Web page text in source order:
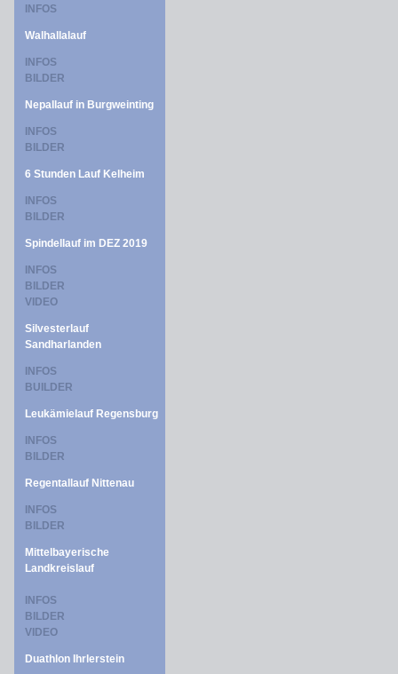
INFOS
Walhallalauf
INFOS
BILDER
Nepallauf in Burgweinting
INFOS
BILDER
6 Stunden Lauf Kelheim
INFOS
BILDER
Spindellauf im DEZ 2019
INFOS
BILDER
VIDEO
Silvesterlauf
Sandharlanden
INFOS
BUILDER
Leukämielauf Regensburg
INFOS
BILDER
Regentallauf Nittenau
INFOS
BILDER
Mittelbayerische
Landkreislauf
INFOS
BILDER
VIDEO
Duathlon Ihrlerstein